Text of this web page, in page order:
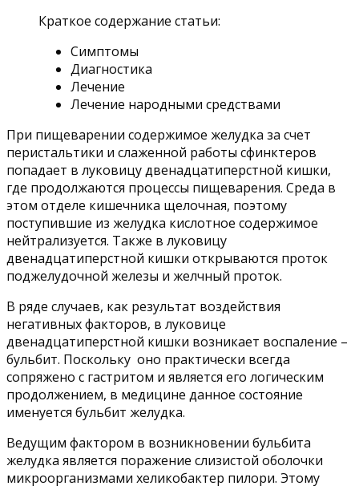
Краткое содержание статьи:
Симптомы
Диагностика
Лечение
Лечение народными средствами
При пищеварении содержимое желудка за счет
перистальтики и слаженной работы сфинктеров
попадает в луковицу двенадцатиперстной кишки,
где продолжаются процессы пищеварения. Среда в
этом отделе кишечника щелочная, поэтому
поступившие из желудка кислотное содержимое
нейтрализуется. Также в луковицу
двенадцатиперстной кишки открываются проток
поджелудочной железы и желчный проток.
В ряде случаев, как результат воздействия
негативных факторов, в луковице
двенадцатиперстной кишки возникает воспаление –
бульбит. Поскольку оно практически всегда
сопряжено с гастритом и является его логическим
продолжением, в медицине данное состояние
именуется бульбит желудка.
Ведущим фактором в возникновении бульбита
желудка является поражение слизистой оболочки
микроорганизмами хеликобактер пилори. Этому